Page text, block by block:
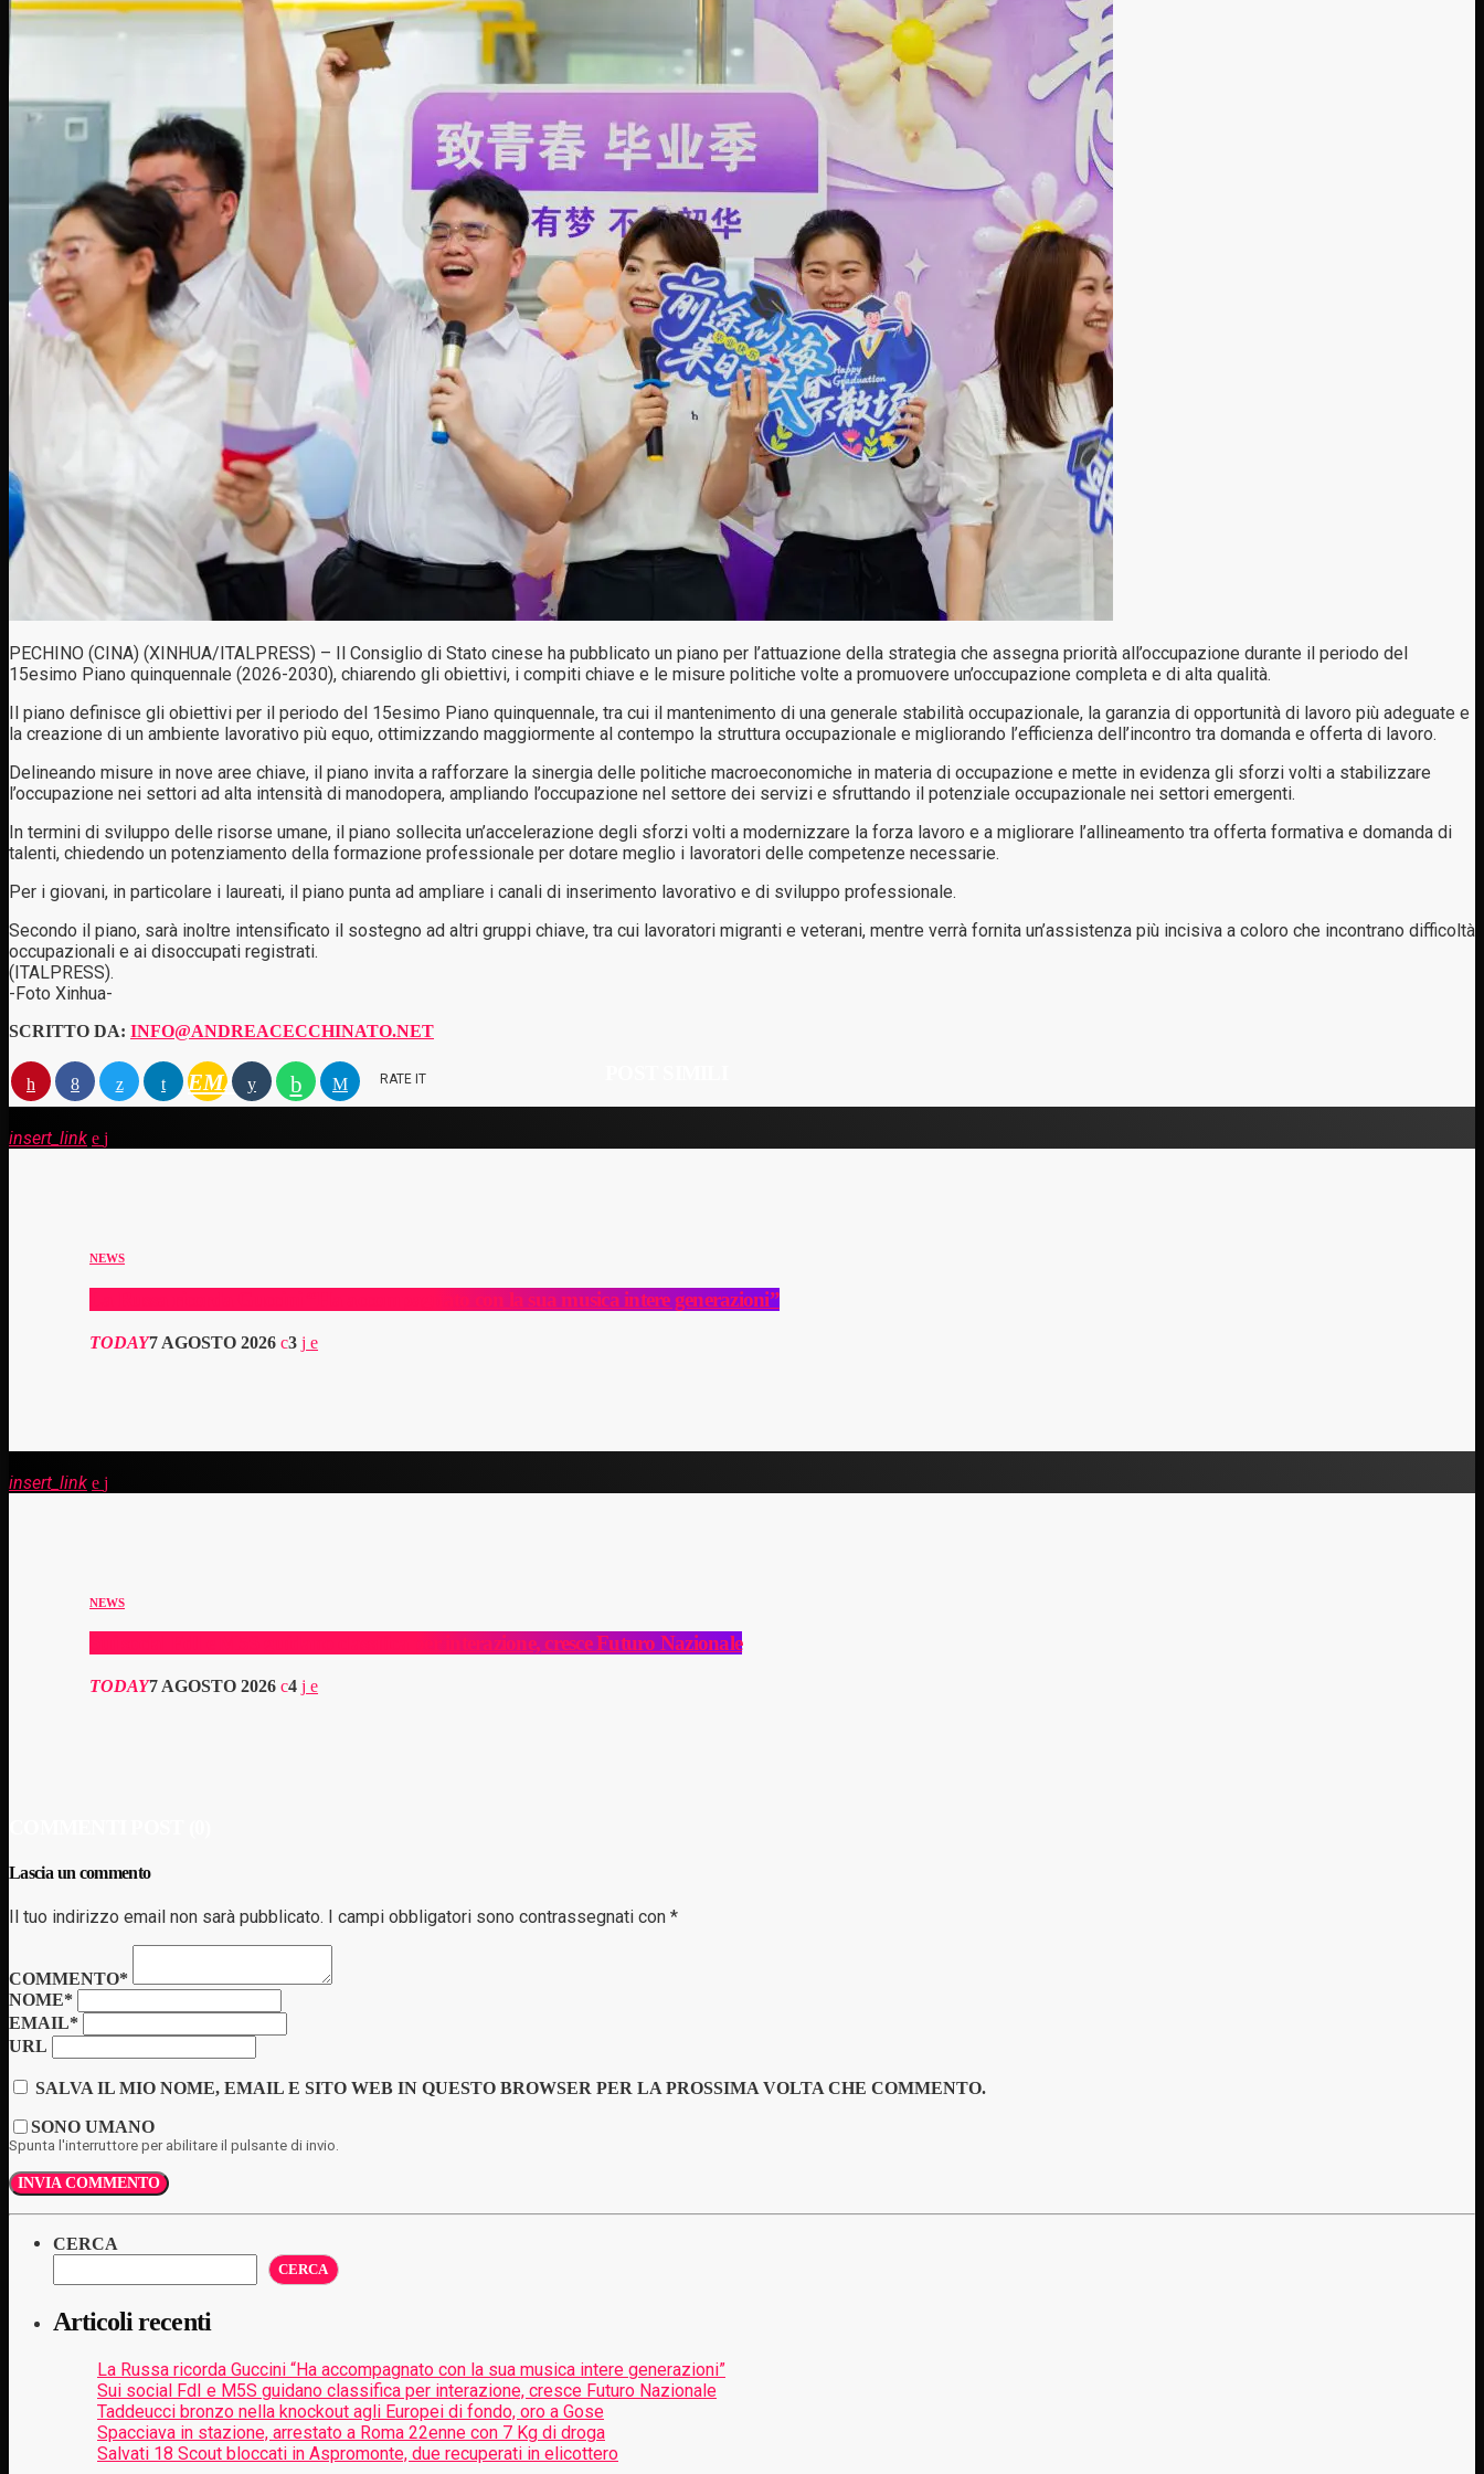
PECHINO (CINA) (XINHUA/ITALPRESS) – Il Consiglio di Stato cinese ha pubblicato un piano per l’attuazione della strategia che assegna priorità all’occupazione durante il periodo del
15esimo Piano quinquennale (2026-2030), chiarendo gli obiettivi, i compiti chiave e le misure politiche volte a promuovere un’occupazione completa e di alta qualità.
Il piano definisce gli obiettivi per il periodo del 15esimo Piano quinquennale, tra cui il mantenimento di una generale stabilità occupazionale, la garanzia di opportunità di lavoro più adeguate e
la creazione di un ambiente lavorativo più equo, ottimizzando maggiormente al contempo la struttura occupazionale e migliorando l’efficienza dell’incontro tra domanda e offerta di lavoro.
Delineando misure in nove aree chiave, il piano invita a rafforzare la sinergia delle politiche macroeconomiche in materia di occupazione e mette in evidenza gli sforzi volti a stabilizzare
l’occupazione nei settori ad alta intensità di manodopera, ampliando l’occupazione nel settore dei servizi e sfruttando il potenziale occupazionale nei settori emergenti.
In termini di sviluppo delle risorse umane, il piano sollecita un’accelerazione degli sforzi volti a modernizzare la forza lavoro e a migliorare l’allineamento tra offerta formativa e domanda di
talenti, chiedendo un potenziamento della formazione professionale per dotare meglio i lavoratori delle competenze necessarie.
Per i giovani, in particolare i laureati, il piano punta ad ampliare i canali di inserimento lavorativo e di sviluppo professionale.
Secondo il piano, sarà inoltre intensificato il sostegno ad altri gruppi chiave, tra cui lavoratori migranti e veterani, mentre verrà fornita un’assistenza più incisiva a coloro che incontrano difficoltà
occupazionali e ai disoccupati registrati.
(ITALPRESS).
-Foto Xinhua-
SCRITTO DA: INFO@ANDREACECCHINATO.NET
EMAIL RATE IT
insert_link
NEWS
La Russa ricorda Guccini “Ha accompagnato con la sua musica intere generazioni”
TODAY7 AGOSTO 2026 3
insert_link
NEWS
Sui social FdI e M5S guidano classifica per interazione, cresce Futuro Nazionale
TODAY7 AGOSTO 2026 4
Lascia un commento
Il tuo indirizzo email non sarà pubblicato. I campi obbligatori sono contrassegnati con *
COMMENTO*
NOME*
EMAIL*
URL
SALVA IL MIO NOME, EMAIL E SITO WEB IN QUESTO BROWSER PER LA PROSSIMA VOLTA CHE COMMENTO.
SONO UMANO
Spunta l'interruttore per abilitare il pulsante di invio.
CERCA
CERCA
Articoli recenti
La Russa ricorda Guccini “Ha accompagnato con la sua musica intere generazioni”
Sui social FdI e M5S guidano classifica per interazione, cresce Futuro Nazionale
Taddeucci bronzo nella knockout agli Europei di fondo, oro a Gose
Spacciava in stazione, arrestato a Roma 22enne con 7 Kg di droga
Salvati 18 Scout bloccati in Aspromonte, due recuperati in elicottero